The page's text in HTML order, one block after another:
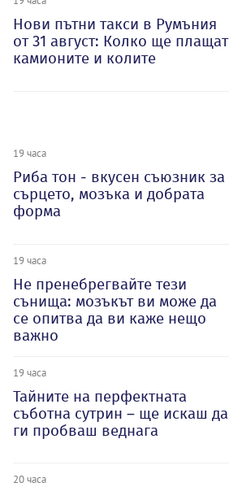
Нови пътни такси в Румъния
от 31 август: Колко ще плащат
камионите и колите
19 часа
Риба тон - вкусен съюзник за
сърцето, мозъка и добрата
форма
19 часа
Не пренебрегвайте тези
сънища: мозъкът ви може да
се опитва да ви каже нещо
важно
19 часа
Тайните на перфектната
съботна сутрин – ще искаш да
ги пробваш веднага
20 часа